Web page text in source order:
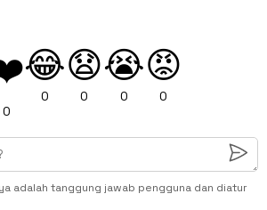
0
😂
0
😧
0
😭
0
😡
0
adalah tanggung jawab pengguna dan diatur